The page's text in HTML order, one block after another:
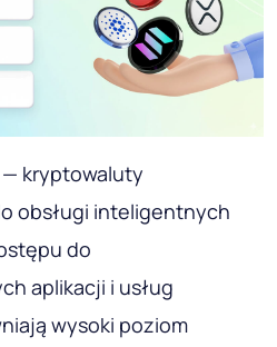
— kryptowaluty
obsługi inteligentnych
do
aplikacji i usług
wysoki poziom